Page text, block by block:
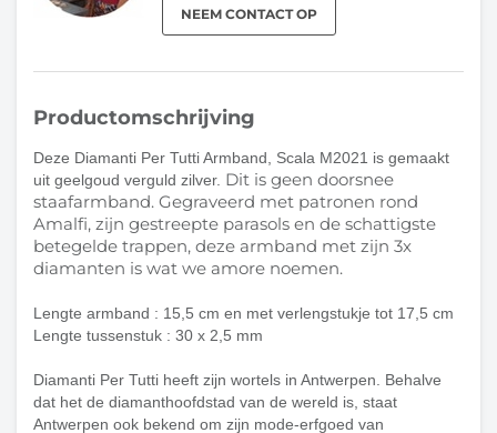
NEEM CONTACT OP
Productomschrijving
Deze Diamanti Per Tutti Armband, Scala M2021 is gemaakt
uit geelgoud verguld zilver. Dit is geen doorsnee
staafarmband. Gegraveerd met patronen rond
Amalfi, zijn gestreepte parasols en de schattigste
betegelde trappen, deze armband met zijn 3x
diamanten is wat we amore noemen.
Lengte armband : 15,5 cm en met verlengstukje tot 17,5 cm
Lengte tussenstuk : 30 x 2,5 mm
Diamanti Per Tutti heeft zijn wortels in Antwerpen. Behalve
dat het de diamanthoofdstad van de wereld is, staat
Antwerpen ook bekend om zijn mode-erfgoed van